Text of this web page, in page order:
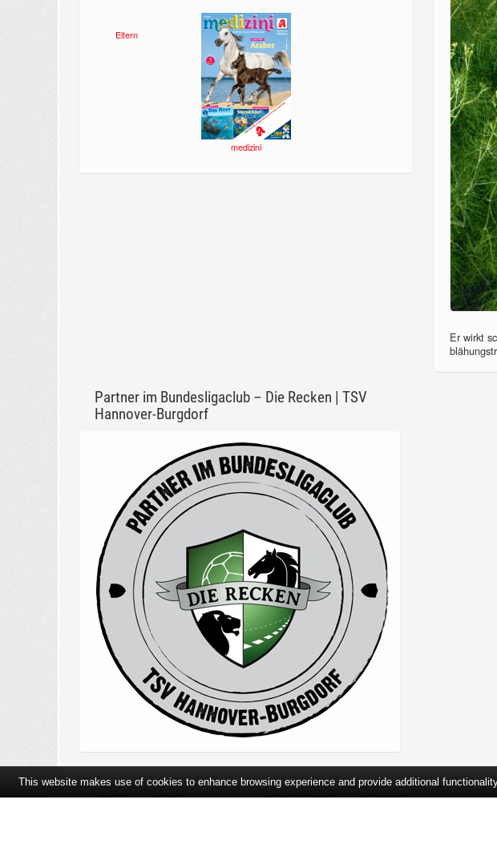
medizini
Er wirkt
Partner im Bundesligaclub – Die Recken | TSV
Hannover-Burgdorf
Home Über uns Gesundheits-App Leistungen
This website makes use of cookies to enhance browsing experience and provide additional